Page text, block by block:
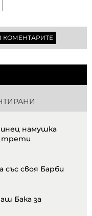
КОМЕНТАРИТЕ
намушка
трети
своя Барби
Бака за